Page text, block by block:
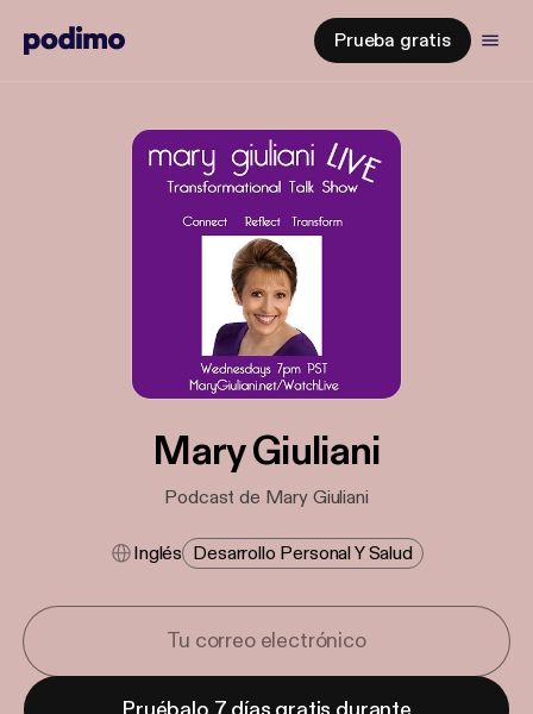
Prueba gratis
Mary Giuliani
Podcast de Mary Giuliani
Inglés Desarrollo Personal Y Salud